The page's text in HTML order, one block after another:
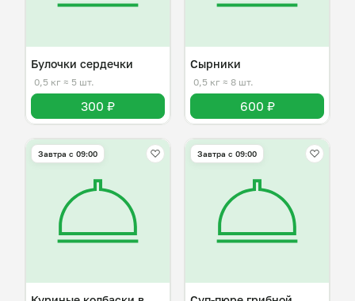
Булочки сердечки
0,5 кг ≈ 5 шт.
300 ₽
Сырники
0,5 кг ≈ 8 шт.
600 ₽
Завтра c 09:00 Завтра c 09:00